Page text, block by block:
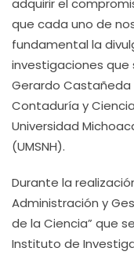
adquirir el
que cada uno de
fundamental la
investigaciones que
Gerardo
Contaduría y
Universidad
(UMSNH).
Durante la
Administración y
de la Ciencia” que
Instituto de